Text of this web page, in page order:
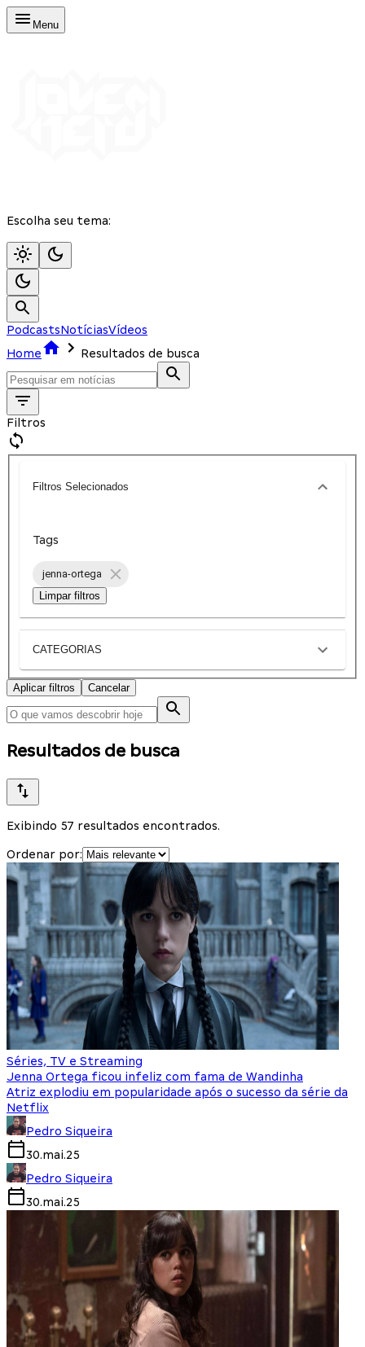
Menu
Escolha seu tema:
PodcastsNotíciasVídeos
Home
Resultados de busca
Filtros
Filtros Selecionados
Tags
jenna-ortega
Limpar filtros
CATEGORIAS
Aplicar filtros Cancelar
Resultados de busca
Exibindo 57 resultados encontrados.
Ordenar por:
Séries, TV e Streaming
Jenna Ortega ficou infeliz com fama de Wandinha
Atriz explodiu em popularidade após o sucesso da série da
Netflix
Pedro Siqueira
30.mai.25
Pedro Siqueira
30.mai.25